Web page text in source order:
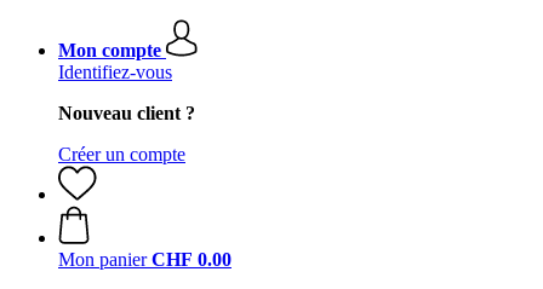
Mon compte
Identifiez-vous
Nouveau client ?
Créer un compte
Mon panier CHF 0.00